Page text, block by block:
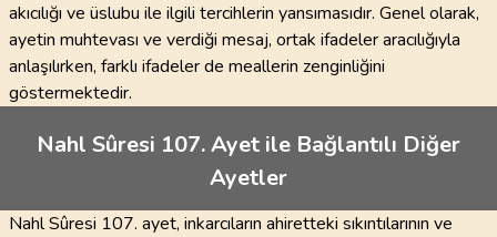
akıcılığı ve üslubu ile ilgili tercihlerin yansımasıdır. Genel olarak,
ayetin muhtevası ve verdiği mesaj, ortak ifadeler aracılığıyla
anlaşılırken, farklı ifadeler de meallerin zenginliğini
göstermektedir.
Nahl Sûresi 107. Ayet ile Bağlantılı Diğer
Ayetler
Nahl Sûresi 107. ayet, inkarcıların ahiretteki sıkıntılarının ve